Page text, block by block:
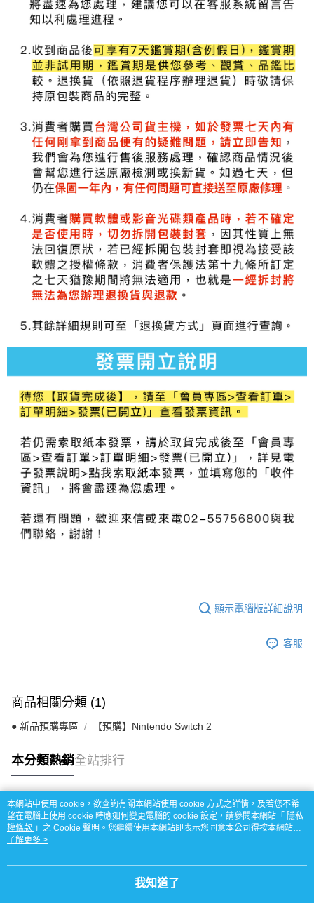
顯示電腦版詳細說明
客服
商品相關分類 (1)
● 新品預購專區 【預購】Nintendo Switch 2
本分類熱銷全站排行
熱門標籤
本網站中使用 cookie，欲查詢有關本網站使用 cookie 方式之詳情，及若您不希
望在電腦上使用 cookie 時應如何變更電腦的 cookie 設定，請參閱本網站「 隱私
權條款 」之 Cookie 聲明。您繼續使用本網站即表示您同意本公司得按本網站使
用條款之 Cookie 聲明使用 cookie。
了解更多 >
我知道了